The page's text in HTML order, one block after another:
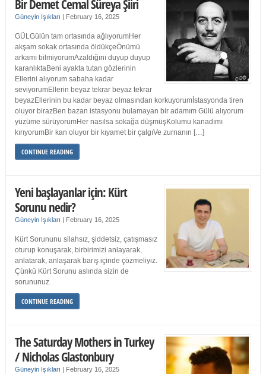
Bir Demet Cemal Süreya Şiiri
Güneyin Işıkları | February 16, 2025
GÜLGülün tam ortasında ağlıyorumHer
akşam sokak ortasında öldükçeÖnümü
arkamı bilmiyorumAzaldığını duyup duyup
karanlıktaBeni ayakta tutan gözlerinin
Ellerini alıyorum sabaha kadar
seviyorumEllerin beyaz tekrar beyaz tekrar
beyazEllerinin bu kadar beyaz olmasından korkuyorumİstasyonda tiren
oluyor birazBen bazan istasyonu bulamayan bir adamım Gülü alıyorum
yüzüme sürüyorumHer nasılsa sokağa düşmüşKolumu kanadımı
kırıyorumBir kan oluyor bir kıyamet bir çalgıVe zurnanın […]
CONTINUE READING
Yeni başlayanlar için: Kürt
Sorunu nedir?
Güneyin Işıkları | February 16, 2025
Kürt Sorununu silahsız, şiddetsiz, çatışmasız
oturup konuşarak, birbirimizi anlayarak,
anlatarak, anlaşarak barış içinde çözmeliyiz.
Çünkü Kürt Sorunu aslında sizin de
sorununuz.
CONTINUE READING
The Saturday Mothers in Turkey
/ Nicholas Glastonbury
Güneyin Işıkları | February 16, 2025